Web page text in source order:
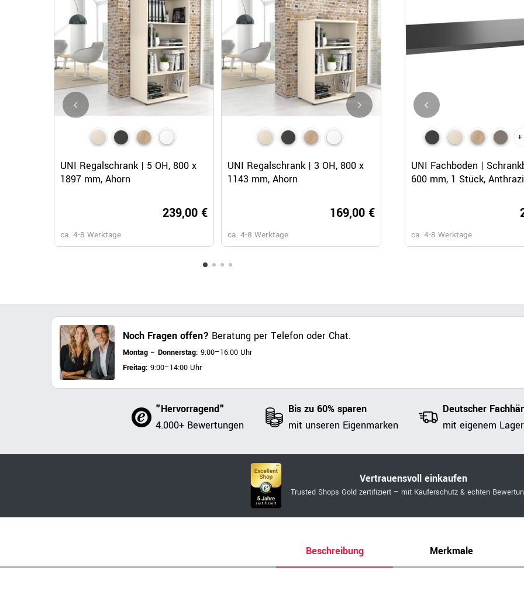
UNI Regalschrank | 5 OH, 800 x
1897 mm, Ahorn
239,00 €
ca. 4-8 Werktage
UNI Regalschrank | 3 OH, 800 x
1143 mm, Ahorn
169,00 €
ca. 4-8 Werktage
UNI Regalschrank | 5 OH,
1897 mm, Anthrazit
ca. 4-8 Werktage
UNI Fachboden |
600 mm, 1 Stück,
ca. 4-8 Werktage
Noch Fragen offen? Beratung per Telefon oder Chat.
Montag – Donnerstag: 9:00–16:00 Uhr
Freitag: 9:00–14:00 Uhr
"Hervorragend"
4.000+ Bewertungen
Bis zu 60% sparen
mit unseren Eigenmarken
Deutscher
mit eigenem Lager
Vertrauensvoll einkaufen
Trusted Shops Gold zertifiziert – mit Käuferschutz & echten
Beschreibung Merkmale